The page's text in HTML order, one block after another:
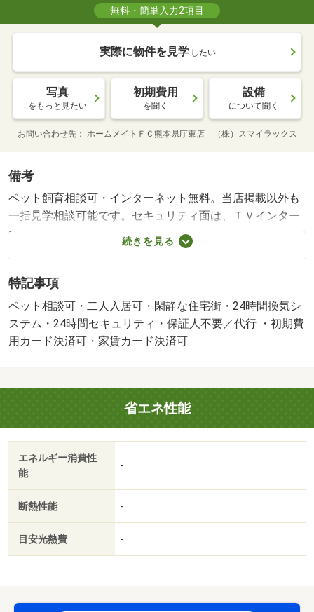
無料・簡単入力2項目
実際に物件を見学 したい
写真
をもっと見たい
初期費用
を聞く
設備
について聞く
お問い合わせ先 ホームメイトＦＣ熊本県庁東店 （株）スマイラックス
備考
ペット飼育相談可・インターネット無料。当店掲載以外も
一括見学相談可能です。セキュリティ面は、ＴＶインター
ホン・オートロックなどを備え付けているので安心して暮
らせます。収納はシューズボックス・クロゼットなど豊富
は洗面化粧台・浴室乾燥機など豊富に揃っており、過ごし
やすいお部屋になっております。共用部には宅配ボックス
があるので、荷物の受け取りのために早く帰宅する必要が
ありません。バルコニーをご活用いただけるアパートで
工事の必要はありません。駅まで徒歩１１分と、立地が魅
力的な物件です。三口コンロが付いたアパートです。広さ
はなんと４０．０５㎡。入居時からインターネット環境が
整っているため、忙しい方でも工事の日程調整をすること
なくすぐにインターネットを使うことができます。・維持
費等：町会費２５０円／月・ペット条件：小型犬可／猫
できないときでも、再配達を待たずに荷物を受け取れま
す。セキュリティ面は、ＴＶインターホン・オートロック
など充実しているので、防犯対策もばっちりです。
続きを見る
特記事項
ペット相談可・二人入居可・閑静な住宅街・24時間換気シ
ステム・24時間セキュリティ・保証人不要／代行 ・初期費
用カード決済可・家賃カード決済可
省エネ性能
エネルギー消費性
能
-
断熱性能 -
目安光熱費 -